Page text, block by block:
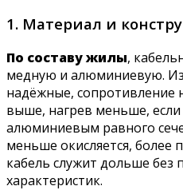
1. Материал и
По составу жилы,
медную и алюминиевую.
надёжные, сопротивление
выше, нагрев меньше, если
алюминиевым равного
меньше окисляется, более
кабель служит дольше без
характеристик.